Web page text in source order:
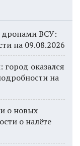
дронами ВСУ:
на 09.08.2026
оказался
на
о новых
о налёте